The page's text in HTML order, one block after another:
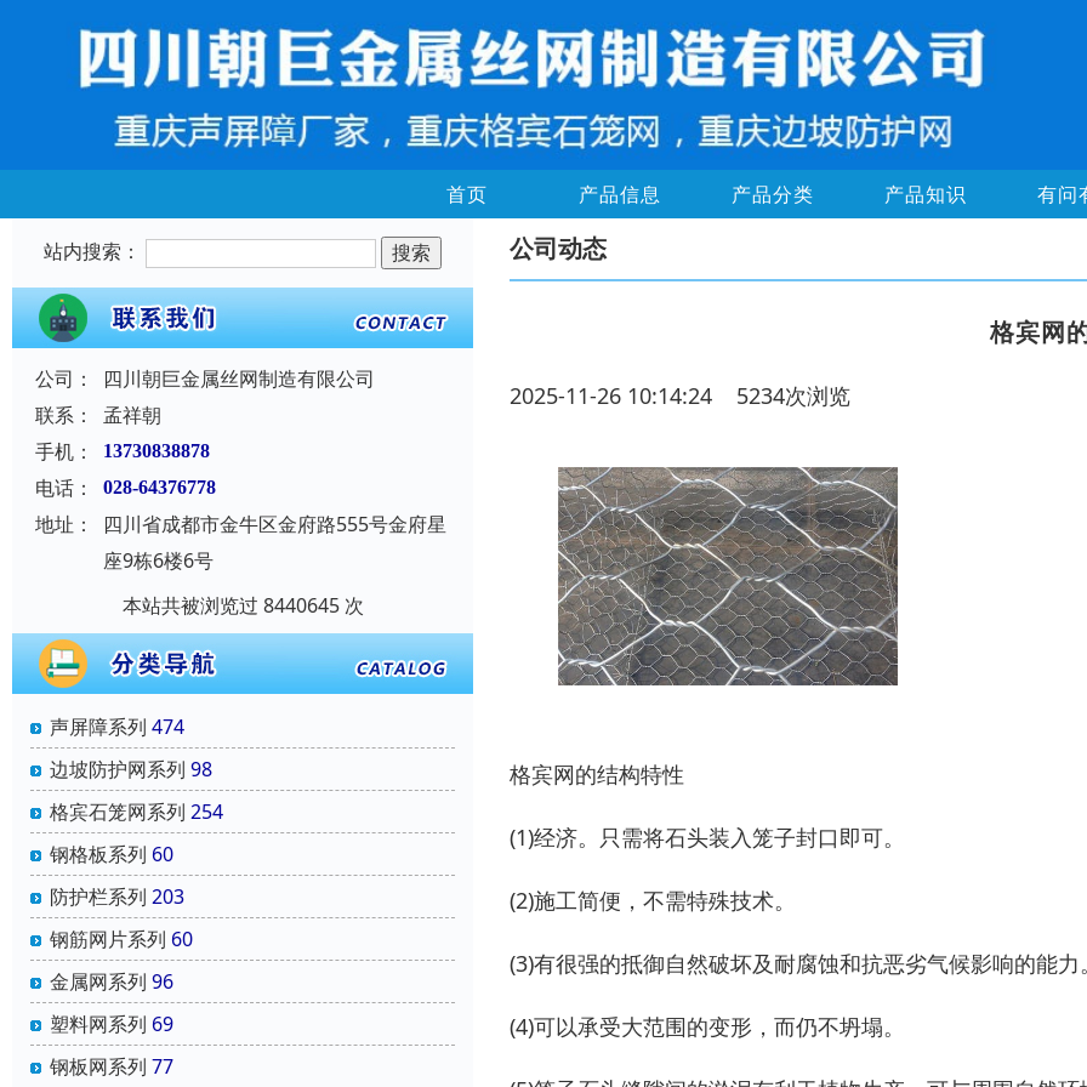
首页 产品信息 产品分类 产品知识 有问
站内搜索：
公司：
四川朝巨金属丝网制造有限公司
联系：
孟祥朝
手机：
13730838878
电话： 028-64376778
地址：
四川省成都市金牛区金府路555号金府星
座9栋6楼6号
本站共被浏览过 8440645 次
声屏障系列 474
边坡防护网系列 98
格宾石笼网系列 254
钢格板系列 60
防护栏系列 203
钢筋网片系列 60
金属网系列 96
塑料网系列 69
钢板网系列 77
公司动态
格宾网
2025-11-26 10:14:24 5234次浏览
格宾网的结构特性
(1)经济。只需将石头装入笼子封口即可。
(2)施工简便，不需特殊技术。
(3)有很强的抵御自然破坏及耐腐蚀和抗恶劣气候影响的能力
(4)可以承受大范围的变形，而仍不坍塌。